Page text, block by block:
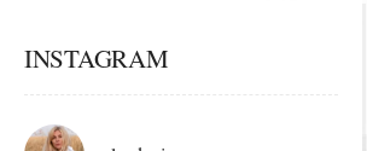
INSTAGRAM